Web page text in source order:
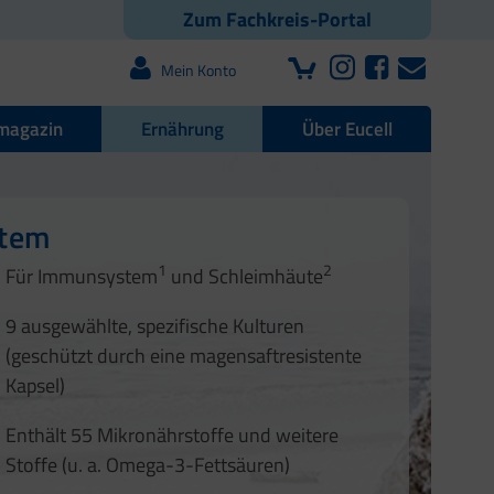
Zum Fachkreis-Portal
Mein Konto
Ernährung Über Eucell
Für Immunsystem1 und Schleimhäute2
9 ausgewählte, spezifische Kulturen
(geschützt durch eine magensaftresistente
Kapsel)
Enthält 55 Mikronährstoffe und weitere
Stoffe (u. a. Omega-3-Fettsäuren)
Nägel
1 2 3
4
3